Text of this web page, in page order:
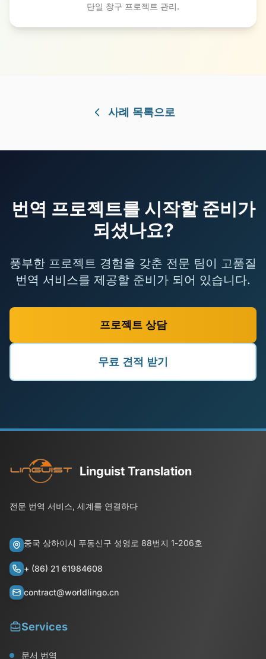
단일 창구 프로젝트 관리.
사례 목록으로
번역 프로젝트를 시작할 준비가
되셨나요?
풍부한 프로젝트 경험을 갖춘 전문 팀이 고품질
번역 서비스를 제공할 준비가 되어 있습니다.
프로젝트 상담
무료 견적 받기
Linguist Translation
전문 번역 서비스, 세계를 연결하다
중국 상하이시 푸동신구 성영로 88번지 1-206호
+ (86) 21 61984608
contract@worldlingo.cn
Services
문서 번역